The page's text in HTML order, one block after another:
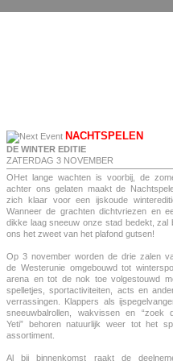
NACHTSPELEN
DE WINTER EDITIE
ZATERDAG 3 NOVEMBER
OHet lange wachten is voorbij, de
achter ons gelaten maakt de
zich klaar voor een ijskoude
Wanneer de grachten dichtvriezen en
dikke laag sneeuw onze stad bedekt, zal
ons het zweet van het plafond gutsen!
Op 3 november worden de drie zalen
de Westerunie omgebouwd tot
arena en tot de nok toe volgestouwd
spelletjes, sportactiviteiten, acts en
verrassingen. Klappers als
sneeuwbalrollen, wakvissen en “zoek
Yeti” behoren natuurlijk weer tot het
assortiment.
Al bij binnenkomst raakt de